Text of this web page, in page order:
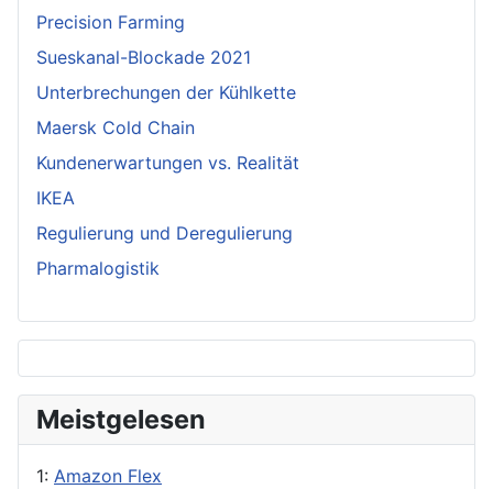
Precision Farming
Sueskanal-Blockade 2021
Unterbrechungen der Kühlkette
Maersk Cold Chain
Kundenerwartungen vs. Realität
IKEA
Regulierung und Deregulierung
Pharmalogistik
Meistgelesen
1: Amazon Flex